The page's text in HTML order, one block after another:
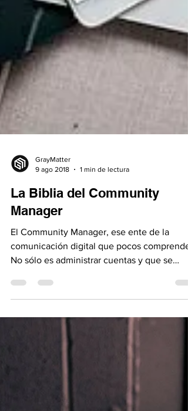
9 ago 2018
La Biblia del Community
Manager
comunicación digital que pocos
No sólo es administrar cuentas y que se
mantengan...